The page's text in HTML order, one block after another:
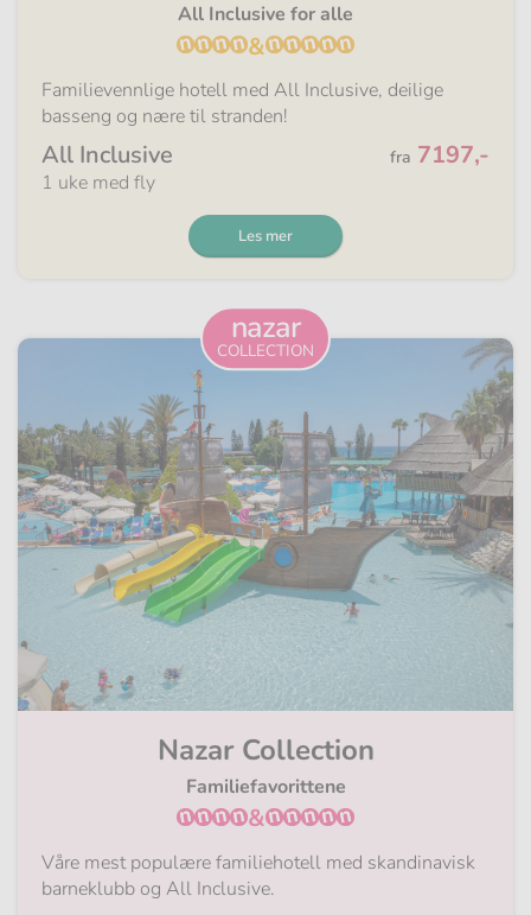
All Inclusive for alle
&
Familievennlige hotell med All Inclusive, deilige
basseng og nære til stranden!
All Inclusive Fra
fra 7197,-
1 uke med fly
Les mer
nazar
COLLECTION
Nazar Collection
Familiefavorittene
&
Våre mest populære familiehotell med skandinavisk
barneklubb og All Inclusive.